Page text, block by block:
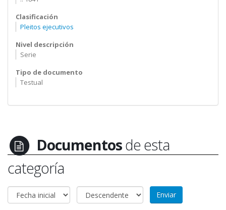
Clasificación
Pleitos ejecutivos
Nivel descripción
Serie
Tipo de documento
Testual
Documentosde esta
categoría